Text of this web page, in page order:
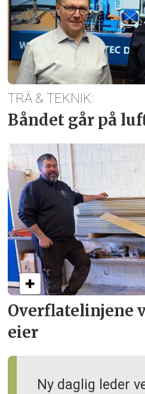
Overflate­linjene
eier
Ny daglig leder
TRÄ & TEKNIK:
Båndet går på